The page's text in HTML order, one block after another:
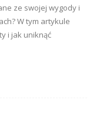
ze swojej wygody i
W tym artykule
i jak uniknąć